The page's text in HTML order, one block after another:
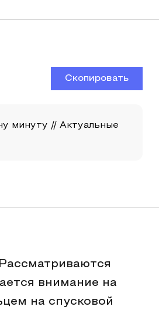
Скопировать
минуту // Актуальные
внимание на
на спусковой